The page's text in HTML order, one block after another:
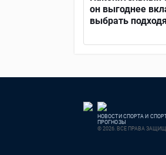
он выгоднее
выбрать
НОВОСТИ СПОРТА И
ПРОГНОЗЫ
© 2026. ВСЕ ПРАВА